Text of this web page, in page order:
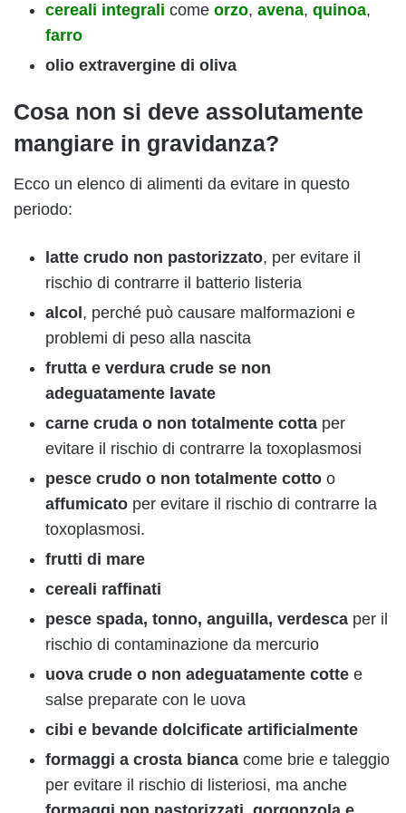
cereali integrali come orzo, avena, quinoa,
farro
olio extravergine di oliva
Cosa non si deve assolutamente
mangiare in gravidanza?
Ecco un elenco di alimenti da evitare in questo
periodo:
latte crudo non pastorizzato, per evitare il
rischio di contrarre il batterio listeria
alcol, perché può causare malformazioni e
problemi di peso alla nascita
frutta e verdura crude se non
adeguatamente lavate
carne cruda o non totalmente cotta per
evitare il rischio di contrarre la toxoplasmosi
pesce crudo o non totalmente cotto o
affumicato per evitare il rischio di contrarre la
toxoplasmosi.
frutti di mare
cereali raffinati
pesce spada, tonno, anguilla, verdesca per il
rischio di contaminazione da mercurio
uova crude o non adeguatamente cotte e
salse preparate con le uova
cibi e bevande dolcificate artificialmente
formaggi a crosta bianca come brie e taleggio
per evitare il rischio di listeriosi, ma anche